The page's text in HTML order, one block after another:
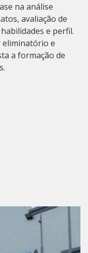
na análise
avaliação de
e perfil.
eliminatório e
a formação de